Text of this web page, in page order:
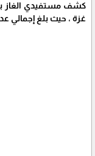
غزة ، حيث بلغ إجمالي عدد